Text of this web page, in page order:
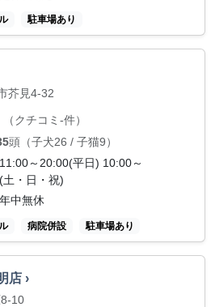
駐車場あり
芥見4-32
（クチコミ-件）
頭（子犬26 / 子猫9）
11:00～20:00(平日) 10:00～
土・日・祝)
年中無休
病院併設 駐車場あり
店 ›
10